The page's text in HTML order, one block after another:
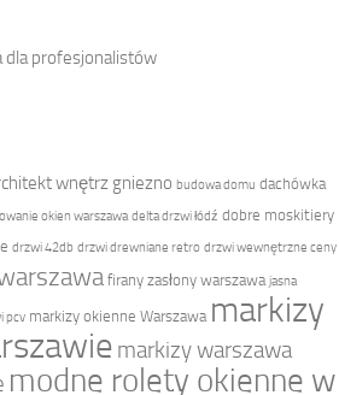
dla profesjonalistów
wnętrz gniezno budowa domu dachówka
okien warszawa delta drzwi łódź dobre moskitiery
drzwi 42db drzwi drewniane retro drzwi wewnętrzne ceny
firany zasłony warszawa jasna
pcv markizy okienne Warszawa markizy
markizy warszawa
modne rolety okienne w